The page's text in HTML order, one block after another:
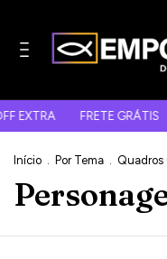
FRETE GRÁTIS -20% OFF
Início . Por Tema . Quadros